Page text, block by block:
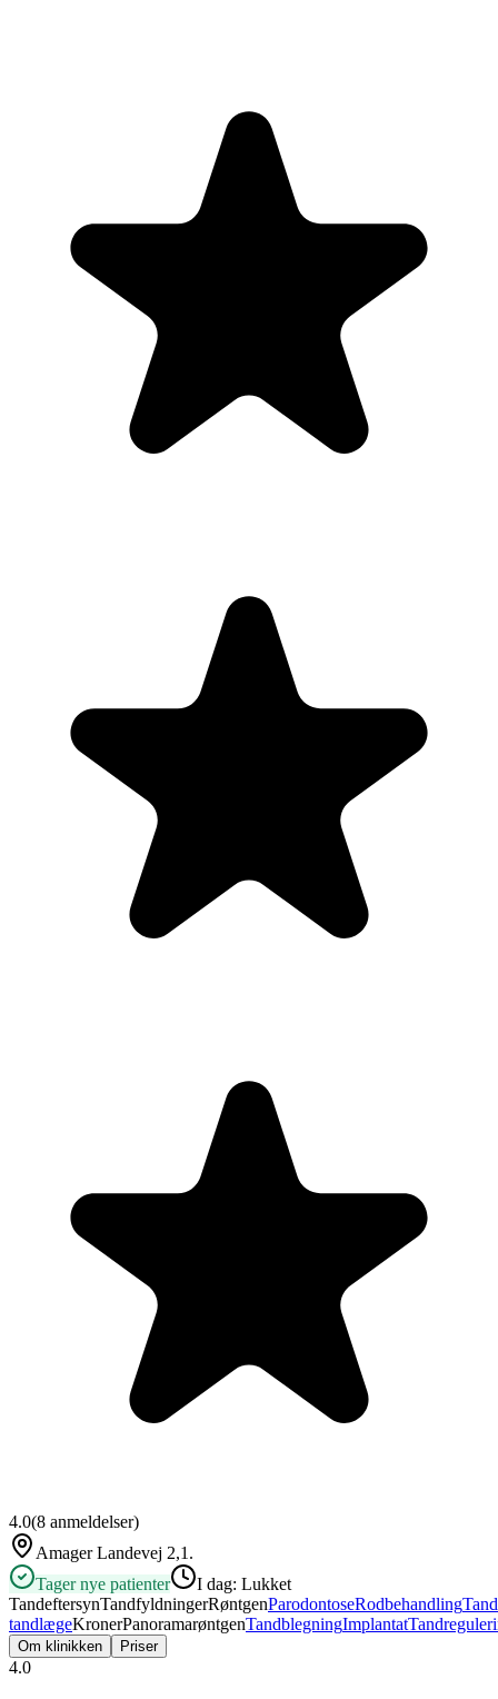
4.0(8 anmeldelser)
Amager Landevej 2,1.
Tager nye patienter
I dag: Lukket
TandeftersynTandfyldningerRøntgenParodontoseRodbehandling
tandlægeKronerPanoramarøntgenTandblegningImplantat
Om klinikken Priser
4.0